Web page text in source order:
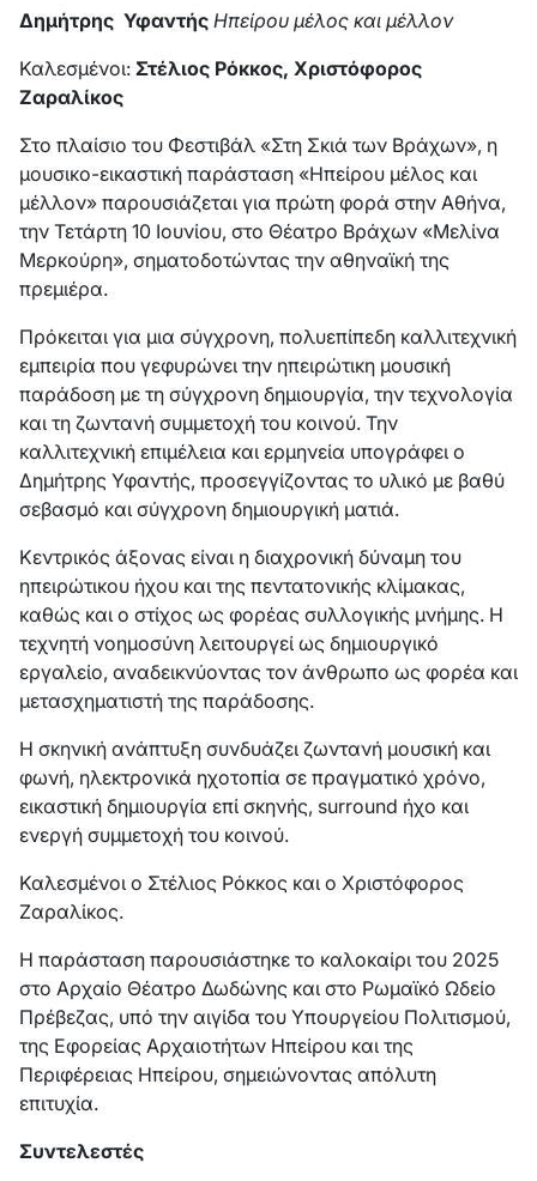
Δημήτρης Υφαντής Ηπείρου μέλος και μέλλον
Καλεσμένοι: Στέλιος Ρόκκος, Χριστόφορος
Ζαραλίκος
Στο πλαίσιο του Φεστιβάλ «Στη Σκιά των Βράχων», η
μουσικο-εικαστική παράσταση «Ηπείρου μέλος και
μέλλον» παρουσιάζεται για πρώτη φορά στην Αθήνα,
την Τετάρτη 10 Ιουνίου, στο Θέατρο Βράχων «Μελίνα
Μερκούρη», σηματοδοτώντας την αθηναϊκή της
πρεμιέρα.
Πρόκειται για μια σύγχρονη, πολυεπίπεδη καλλιτεχνική
εμπειρία που γεφυρώνει την ηπειρώτικη μουσική
παράδοση με τη σύγχρονη δημιουργία, την τεχνολογία
και τη ζωντανή συμμετοχή του κοινού. Την
καλλιτεχνική επιμέλεια και ερμηνεία υπογράφει ο
Δημήτρης Υφαντής, προσεγγίζοντας το υλικό με βαθύ
σεβασμό και σύγχρονη δημιουργική ματιά.
Κεντρικός άξονας είναι η διαχρονική δύναμη του
ηπειρώτικου ήχου και της πεντατονικής κλίμακας,
καθώς και ο στίχος ως φορέας συλλογικής μνήμης. Η
τεχνητή νοημοσύνη λειτουργεί ως δημιουργικό
εργαλείο, αναδεικνύοντας τον άνθρωπο ως φορέα και
μετασχηματιστή της παράδοσης.
Η σκηνική ανάπτυξη συνδυάζει ζωντανή μουσική και
φωνή, ηλεκτρονικά ηχοτοπία σε πραγματικό χρόνο,
εικαστική δημιουργία επί σκηνής, surround ήχο και
ενεργή συμμετοχή του κοινού.
Καλεσμένοι ο Στέλιος Ρόκκος και ο Χριστόφορος
Ζαραλίκος.
Η παράσταση παρουσιάστηκε το καλοκαίρι του 2025
στο Αρχαίο Θέατρο Δωδώνης και στο Ρωμαϊκό Ωδείο
Πρέβεζας, υπό την αιγίδα του Υπουργείου Πολιτισμού,
της Εφορείας Αρχαιοτήτων Ηπείρου και της
Περιφέρειας Ηπείρου, σημειώνοντας απόλυτη
επιτυχία.
Συντελεστές